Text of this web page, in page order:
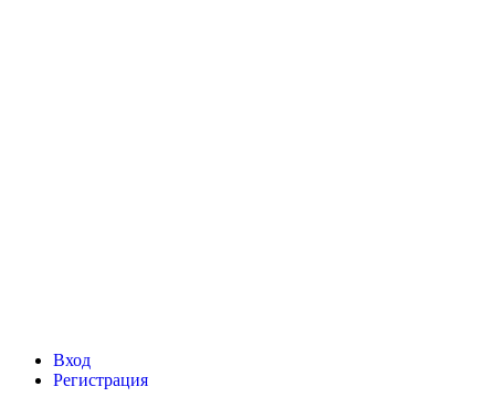
Вход
Регистрация